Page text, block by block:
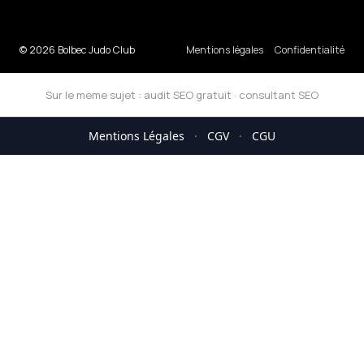
© 2026 Bolbec Judo Club Mentions légales Confidentialité
Sur le meme sujet : audit SEO gratuit · consultant SEO
Mentions Légales · CGV · CGU